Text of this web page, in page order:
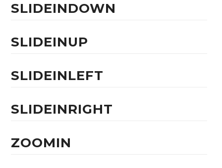
SLIDEINDOWN
SLIDEINUP
SLIDEINLEFT
SLIDEINRIGHT
ZOOMIN